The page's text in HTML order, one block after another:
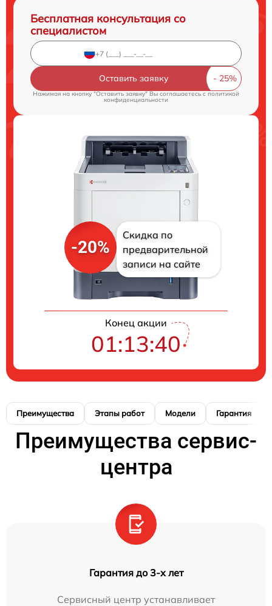
Бесплатная консультация со
специалистом
Оставить заявку
Нажимая на кнопку "Оставить заявку" Вы соглашаетесь cполитикой
конфиденциальности
-20%
Скидка по
предварительной
записи на сайте
Конец акции
01:13:39
Преимущества Этапы работ Модели Гарантия
Преимущества сервис-
центра
Гарантия до 3-х лет
Сервисный центр устанавливает